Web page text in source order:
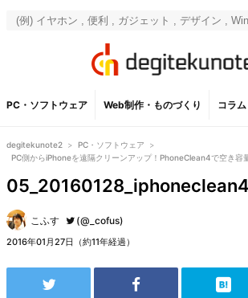
PC・ソフトウェア Web制作・ものづくり コラ
degitekunote2 > PC・ソフトウェア
>
PC側からiPhoneを遠隔クリーンアップ！PhoneClean4で空き容
こふす (@_cofus)
2016年01月27日（約11年経過）